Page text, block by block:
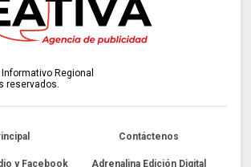
Regional
reservados.
Contáctenos
y Facebook Adrenalina Edición Digital